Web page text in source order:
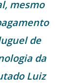
mesmo
de
da
Luiz